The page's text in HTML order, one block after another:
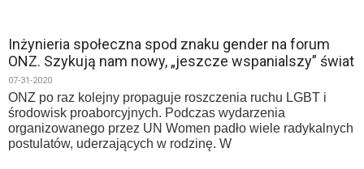
Inżynieria społeczna spod znaku gender na forum
ONZ. Szykują nam nowy, „jeszcze wspanialszy” świat
07-31-2020
ONZ po raz kolejny propaguje roszczenia ruchu LGBT i
środowisk proaborcyjnych. Podczas wydarzenia
organizowanego przez UN Women padło wiele radykalnych
postulatów, uderzających w rodzinę. W